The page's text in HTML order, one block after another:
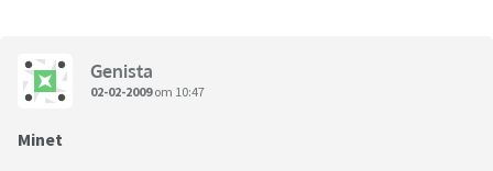
Genista
02-02-2009om 10:47
Minet